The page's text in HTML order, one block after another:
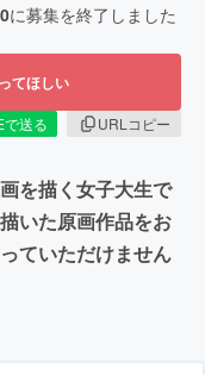
に募集を終了しました
てほしい
で送る
URLコピー
を描く女子大生で
いた原画作品をお
ていただけません